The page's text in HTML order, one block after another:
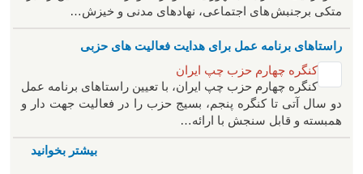
متکی برجنبش های اجتماعی، نهادهای مدنی و خیزش‌…
راستاهای برنامه عمل برای هدایت فعالیت های حزبی
کنگره چهارم حزب چپ ایران
کنگره چهارم حزب چپ ایران، با تعیین راستاهای برنامه عمل
دو سال آتی تا کنگره پنجم، بسیج حزب را در فعالیت جهت دار و
همبسته و قابل سنجش با ارائه…
بیشتر بخوانید